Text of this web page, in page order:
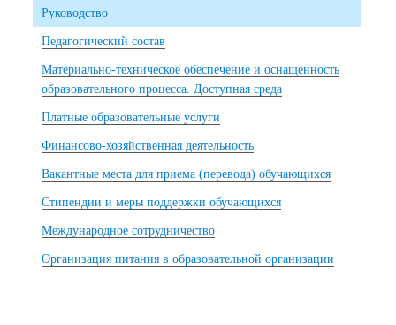
Руководство
Педагогический состав
Материально-техническое обеспечение и оснащенность
образовательного процесса. Доступная среда
Платные образовательные услуги
Финансово-хозяйственная деятельность
Вакантные места для приема (перевода) обучающихся
Стипендии и меры поддержки обучающихся
Международное сотрудничество
Организация питания в образовательной организации